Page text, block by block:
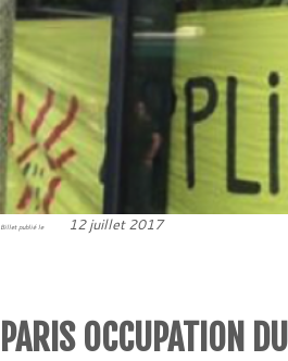
Billet publié le 12 juillet 2017
PARIS OCCUPATION